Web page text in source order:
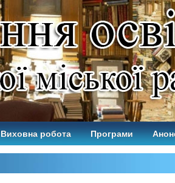
Виховна робота Програми